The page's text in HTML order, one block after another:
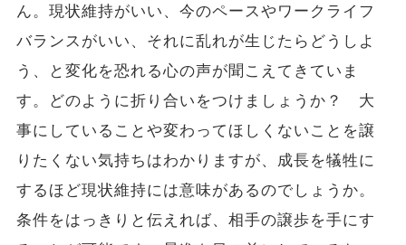
ん。現状維持がいい、今のペースやワークライフ
バランスがいい、それに乱れが生じたらどうしよ
う、と変化を恐れる心の声が聞こえてきていま
す。どのように折り合いをつけましょうか？ 大
事にしていることや変わってほしくないことを譲
りたくない気持ちはわかりますが、成長を犠牲に
するほど現状維持には意味があるのでしょうか。
条件をはっきりと伝えれば、相手の譲歩を手にす